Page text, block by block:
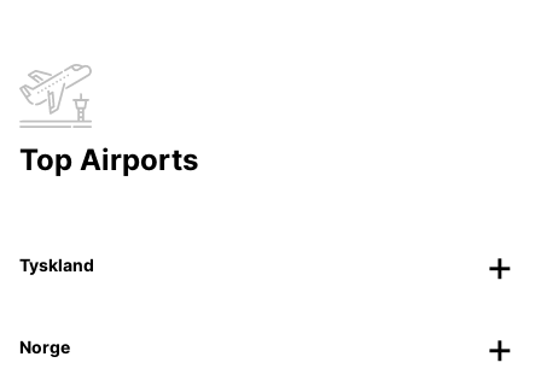
Top Airports
Tyskland
Norge